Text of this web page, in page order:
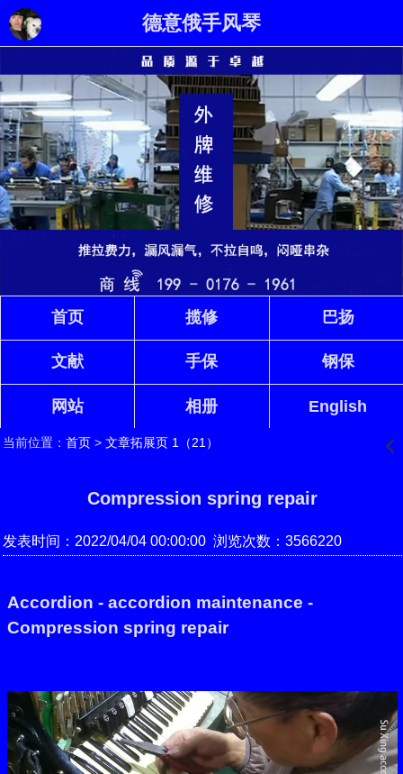
德意俄手风琴
首页 揽修 巴扬
文献 手保 钢保
网站 相册 English
当前位置： 首页> 文章拓展页 1（21） 󰊒
Compression spring repair
发表时间：2022/04/04 00:00:00 浏览次数：3566220
Accordion - accordion maintenance -
Compression spring repair